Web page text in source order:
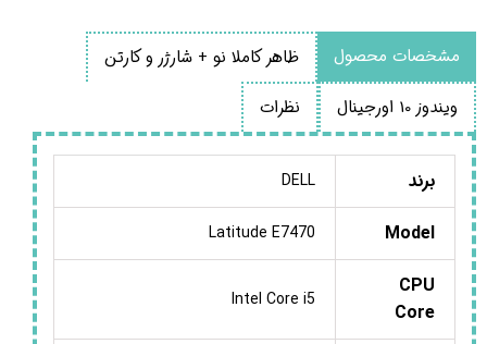
مشخصات محصول
ظاهر کاملا نو + شارژر و کارتن
ویندوز 10 اورجینال
نظرات
برند DELL
Model
Latitude E7470
CPU
Core
Intel Core i5